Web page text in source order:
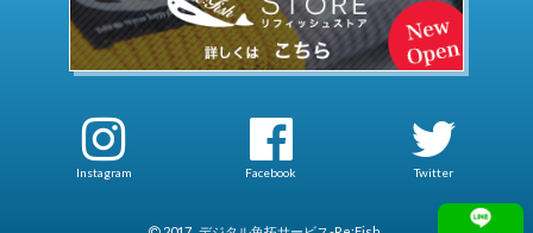
Instagram Facebook Twitter